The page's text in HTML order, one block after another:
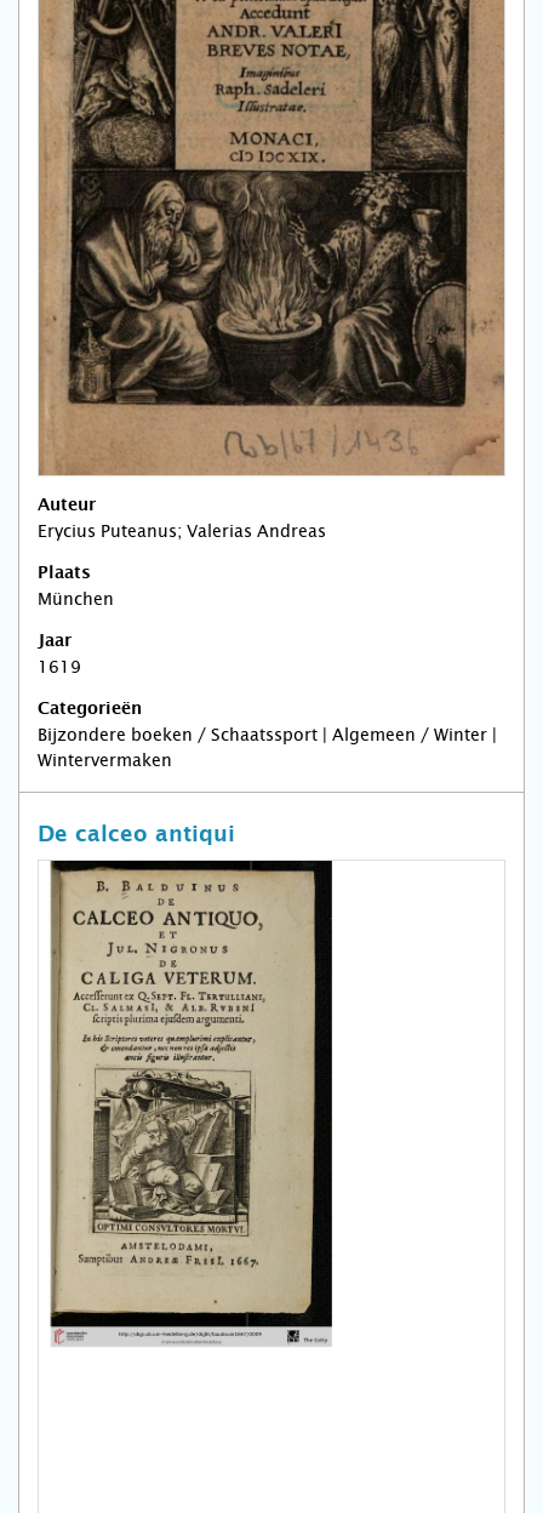
Auteur
Erycius Puteanus; Valerias Andreas
Plaats
München
Jaar
1619
Categorieën
Bijzondere boeken / Schaatssport | Algemeen / Winter |
Wintervermaken
De calceo antiqui